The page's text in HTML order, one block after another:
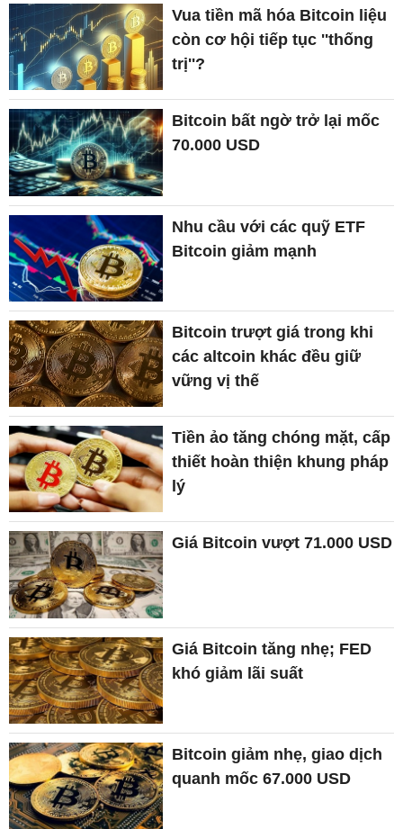
Vua tiền mã hóa Bitcoin liệu
còn cơ hội tiếp tục ''thống
trị''?
Bitcoin bất ngờ trở lại mốc
70.000 USD
Nhu cầu với các quỹ ETF
Bitcoin giảm mạnh
Bitcoin trượt giá trong khi
các altcoin khác đều giữ
vững vị thế
Tiền ảo tăng chóng mặt, cấp
thiết hoàn thiện khung pháp
lý
Giá Bitcoin vượt 71.000 USD
Giá Bitcoin tăng nhẹ; FED
khó giảm lãi suất
Bitcoin giảm nhẹ, giao dịch
quanh mốc 67.000 USD